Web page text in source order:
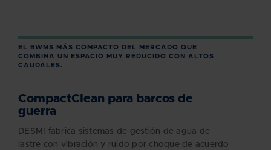
EL BWMS MÁS COMPACTO DEL MERCADO QUE
COMBINA UN ESPACIO MUY REDUCIDO CON ALTOS
CAUDALES.
CompactClean para barcos de
guerra
DESMI fabrica sistemas de gestión de agua de
lastre con vibración y ruido por choque de acuerdo